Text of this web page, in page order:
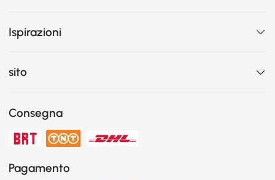
Ispirazioni
sito
Consegna
Pagamento